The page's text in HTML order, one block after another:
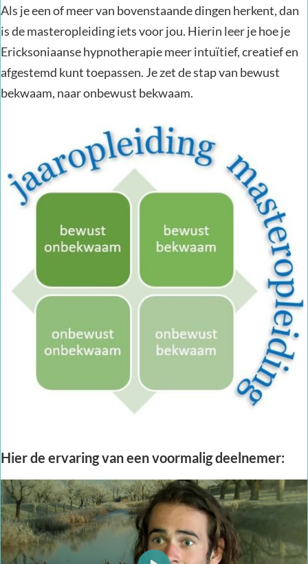
Als je een of meer van bovenstaande dingen herkent, dan
is de masteropleiding iets voor jou. Hierin leer je hoe je
Ericksoniaanse hypnotherapie meerintuïtief,creatief en
afgestemd kunt toepassen. Je zet de stap van bewust
bekwaam, naar onbewust bekwaam.
Hier de ervaring van een voormalig deelnemer: